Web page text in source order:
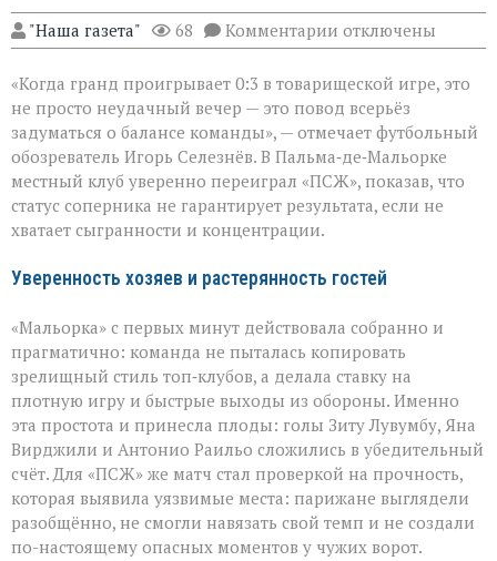
"Наша газета" 68 Комментарии к
записи
сюрприз
в
Пальме:
«Мальорка»
преподала
урок
«ПСЖ»
отключены
«Когда гранд проигрывает 0:3 в товарищеской игре, это
не просто неудачный вечер — это повод всерьёз
задуматься о балансе команды», — отмечает футбольный
обозреватель Игорь Селезнёв. В Пальма‑де‑Мальорке
местный клуб уверенно переиграл «ПСЖ», показав, что
статус соперника не гарантирует результата, если не
хватает сыгранности и концентрации.
Уверенность хозяев и растерянность гостей
«Мальорка» с первых минут действовала собранно и
прагматично: команда не пыталась копировать
зрелищный стиль топ‑клубов, а делала ставку на
плотную игру и быстрые выходы из обороны. Именно
эта простота и принесла плоды: голы Зиту Лувумбу, Яна
Вирджили и Антонио Раильо сложились в убедительный
счёт. Для «ПСЖ» же матч стал проверкой на прочность,
которая выявила уязвимые места: парижане выглядели
разобщённо, не смогли навязать свой темп и не создали
по-настоящему опасных моментов у чужих ворот.